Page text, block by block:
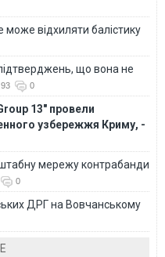
відхиляти балістику
що вона не
93 0
13" провели
узбережжя Криму, -
мережу контрабанди
0
ДРГ на Вовчанському